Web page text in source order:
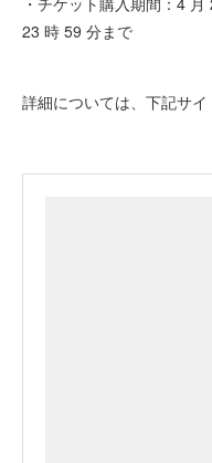
23 時 59 分まで
詳細については、下記サイ